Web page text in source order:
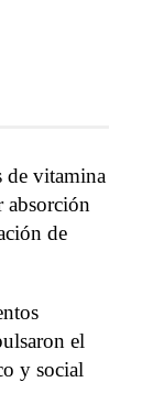
de vitamina
absorción
de
el
y social